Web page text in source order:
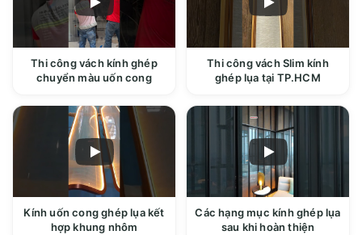
Thi công vách kính ghép
chuyển màu uốn cong
Thi công vách Slim kính
ghép lụa tại TP.HCM
Kính uốn cong ghép lụa kết
hợp khung nhôm
Các hạng mục kính ghép lụa
sau khi hoàn thiện